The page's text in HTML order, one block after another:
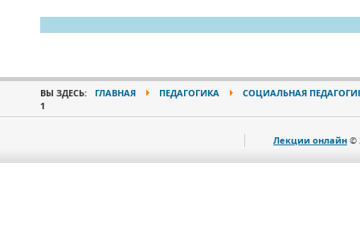
ВЫ ЗДЕСЬ: ГЛАВНАЯ ПЕДАГОГИКА
СОЦИАЛЬНАЯ
1
Лекции онлайн ©